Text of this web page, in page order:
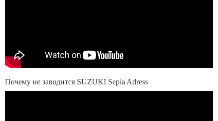
Почему не заводится SUZUKI Sepia Adress